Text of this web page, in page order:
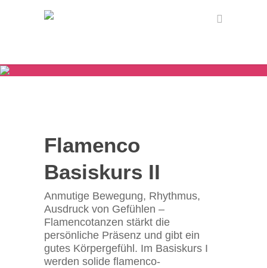
Flamenco
Basiskurs II
Anmutige Bewegung, Rhythmus,
Ausdruck von Gefühlen –
Flamencotanzen stärkt die
persönliche Präsenz und gibt ein
gutes Körpergefühl. Im Basiskurs I
werden solide flamenco-